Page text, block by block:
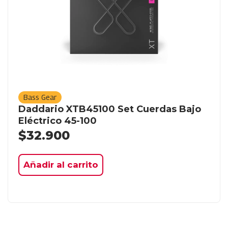
Bass Gear
Daddario XTB45100 Set Cuerdas Bajo
Eléctrico 45-100
$32.900
Añadir al carrito